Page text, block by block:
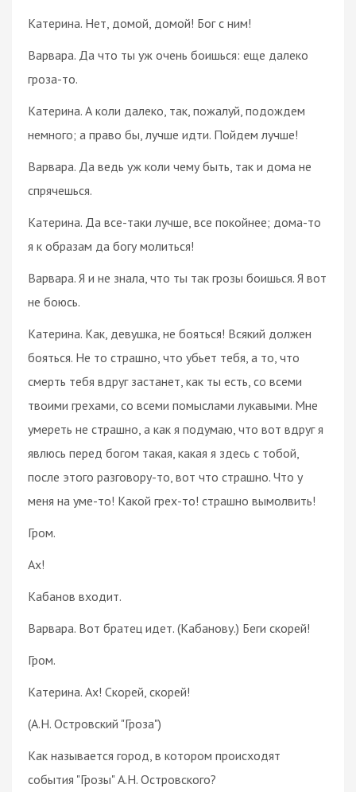
Катерина. Нет, домой, домой! Бог с ним!
Варвара. Да что ты уж очень боишься: еще далеко
гроза-то.
Катерина. А коли далеко, так, пожалуй, подождем
немного; а право бы, лучше идти. Пойдем лучше!
Варвара. Да ведь уж коли чему быть, так и дома не
спрячешься.
Катерина. Да все-таки лучше, все покойнее; дома-то
я к образам да богу молиться!
Варвара. Я и не знала, что ты так грозы боишься. Я вот
не боюсь.
Катерина. Как, девушка, не бояться! Всякий должен
бояться. Не то страшно, что убьет тебя, а то, что
смерть тебя вдруг застанет, как ты есть, со всеми
твоими грехами, со всеми помыслами лукавыми. Мне
умереть не страшно, а как я подумаю, что вот вдруг я
явлюсь перед богом такая, какая я здесь с тобой,
после этого разговору-то, вот что страшно. Что у
меня на уме-то! Какой грех-то! страшно вымолвить!
Гром.
Ах!
Кабанов входит.
Варвара. Вот братец идет. (Кабанову.) Беги скорей!
Гром.
Катерина. Ах! Скорей, скорей!
(А.Н. Островский "Гроза")
Как называется город, в котором происходят
события "Грозы" А.Н. Островского?